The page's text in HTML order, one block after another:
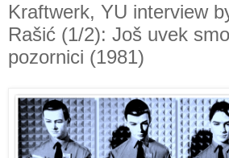
Kraftwerk, YU interview
Rašić (1/2): Još uvek
pozornici (1981)